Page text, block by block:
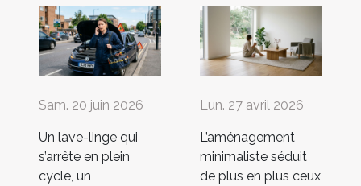
Sam. 20 juin 2026
Un lave-linge qui
s’arrête en plein
cycle, un
Lun. 27 avril 2026
L’aménagement
minimaliste séduit
de plus en plus ceux